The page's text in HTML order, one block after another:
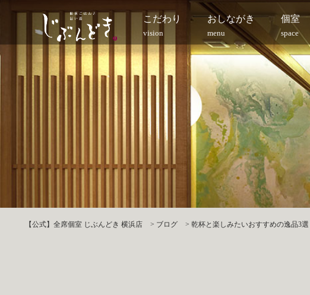
こだわり
vision
おしながき
menu
個室
space
【公式】全席個室 じぶんどき 横浜店 > ブログ > 乾杯と楽しみたいおすすめの逸品3